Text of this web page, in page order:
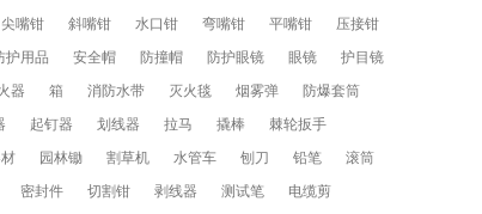
尖嘴钳 斜嘴钳 水口钳 弯嘴钳 平嘴钳
压接钳
护用品 安全帽 防撞帽 防护眼镜 眼镜
护目镜
器 箱 消防水带 灭火毯 烟雾弹
防爆套筒
起钉器 划线器 拉马 撬棒
棘轮扳手
园林锄 割草机 水管车 刨刀 铅笔
滚筒
密封件 切割钳 剥线器 测试笔
电缆剪